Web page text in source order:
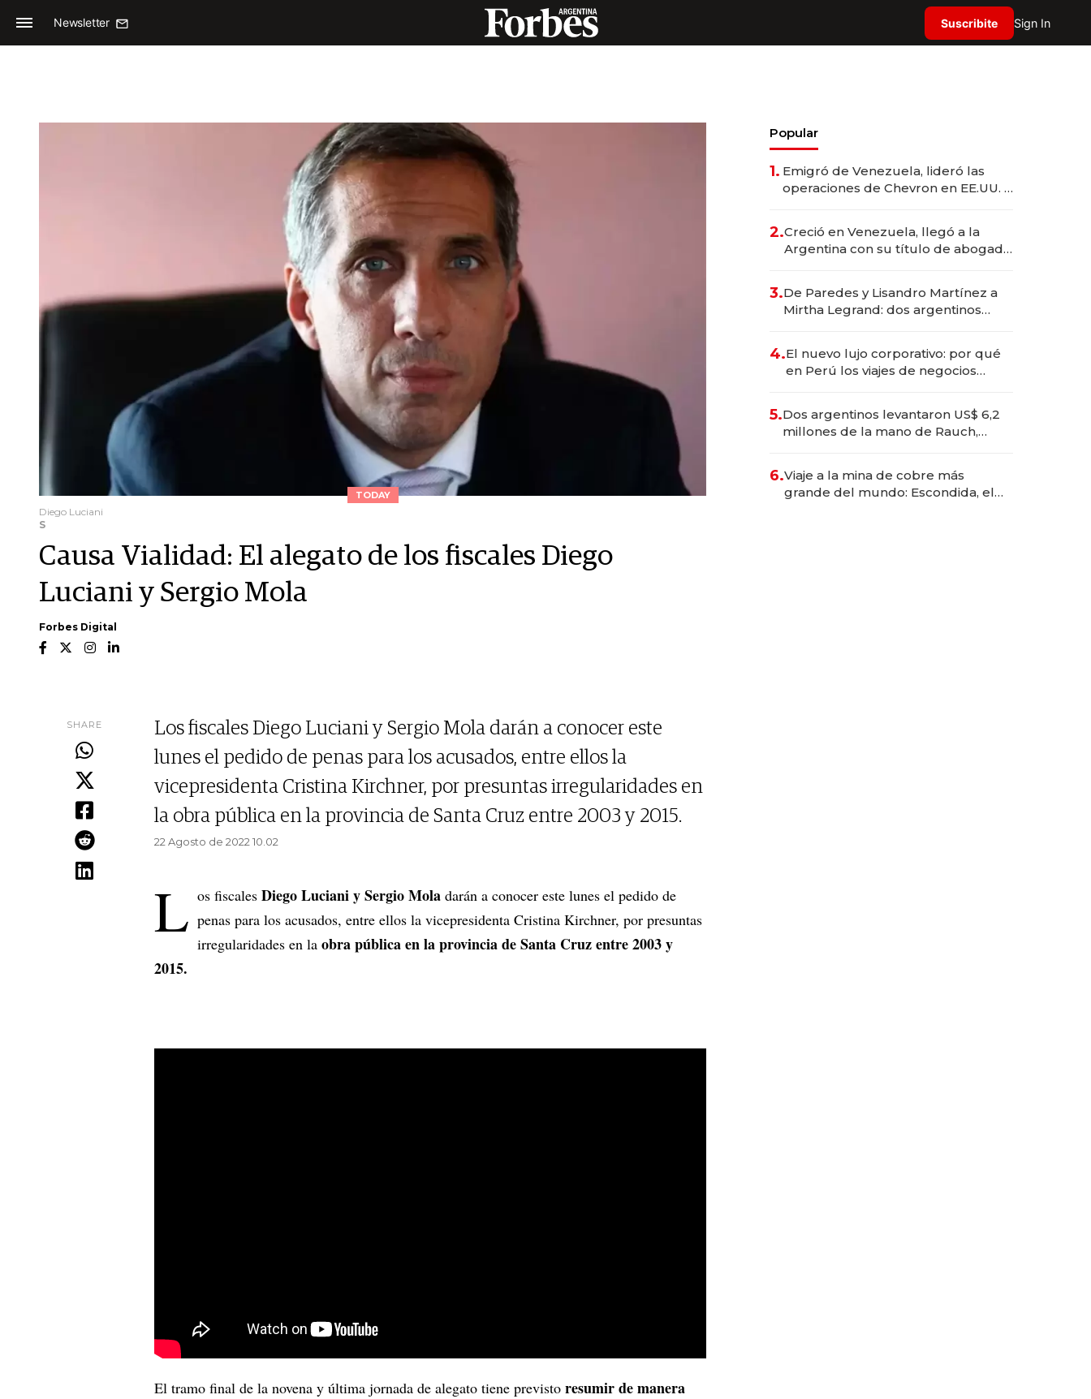
Newsletter Suscribite Sign In
TODAY
Diego Luciani
S
Causa Vialidad: El alegato de los fiscales Diego
Luciani y Sergio Mola
Forbes Digital
SHARE
Los fiscales Diego Luciani y Sergio Mola darán a conocer este
lunes el pedido de penas para los acusados, entre ellos la
vicepresidenta Cristina Kirchner, por presuntas irregularidades en
la obra pública en la provincia de Santa Cruz entre 2003 y 2015.
22 Agosto de 2022 10.02
L os fiscales Diego Luciani y Sergio Mola darán a conocer este lunes el pedido de
penas para los acusados, entre ellos la vicepresidenta Cristina Kirchner, por presuntas
irregularidades en la obra pública en la provincia de Santa Cruz entre 2003 y
2015.
El tramo final de la novena y última jornada de alegato tiene previsto resumir de manera
Popular
1. Emigró de Venezuela, lideró las
operaciones de Chevron en EE.UU. y
2.Creció en Venezuela, llegó a la
Argentina con su título de abogado
marcas "fast premium"
3.De Paredes y Lisandro Martínez a
Mirtha Legrand: dos argentinos
4.El nuevo lujo corporativo: por qué
en Perú los viajes de negocios
transformadoras
5.Dos argentinos levantaron US$ 6,2
millones de la mano de Rauch,
6.Viaje a la mina de cobre más
grande del mundo: Escondida, el